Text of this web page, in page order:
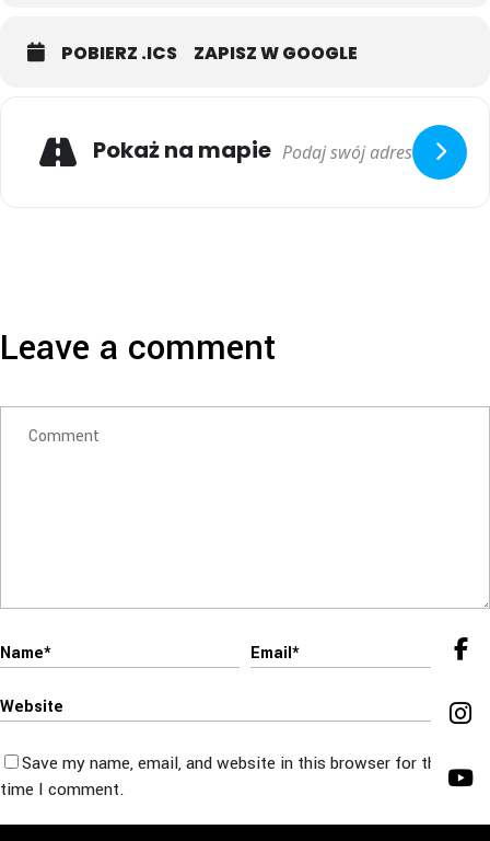
Stanisławy Celińskiej. Za kompozycje
POBIERZ .ICS ZAPISZ W GOOGLE
Pokaż na mapie
Leave a comment
Save my name, email, and website in this browser for the next
time I comment.